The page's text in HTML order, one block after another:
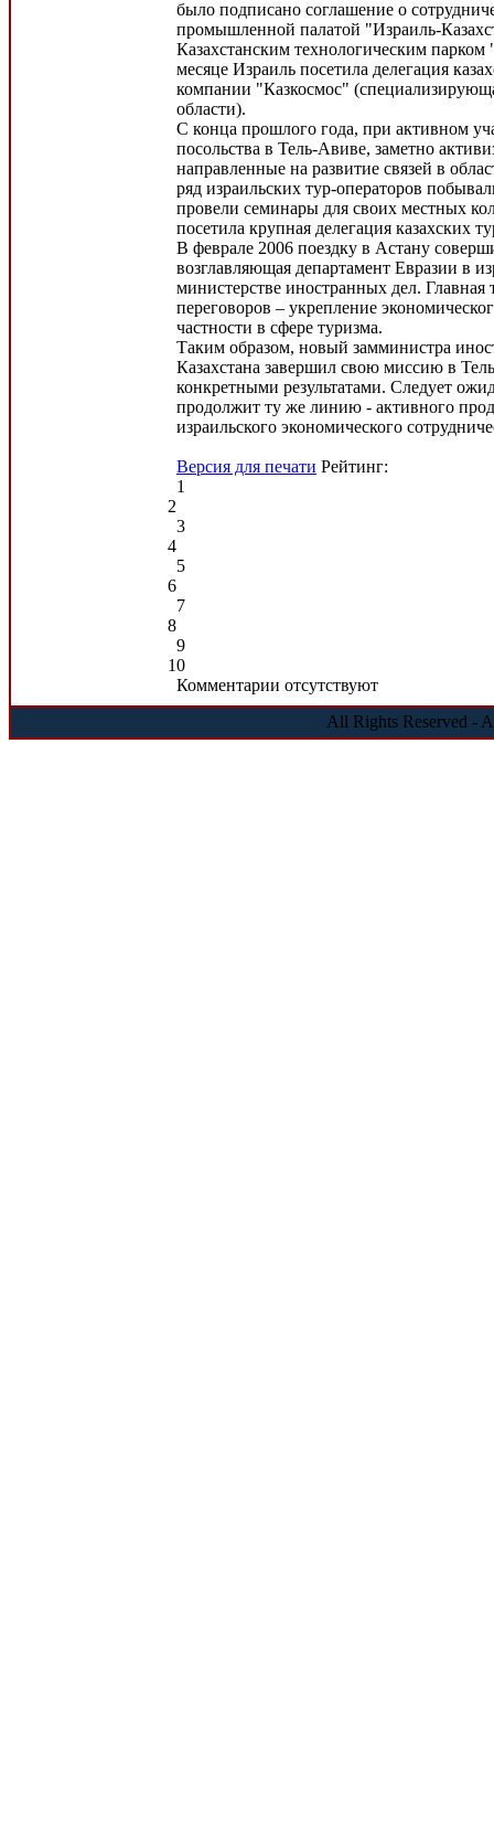
было подписано соглашение о
промышленной палатой "Израиль-
Казахстанским технологическим
месяце Израиль посетила делегация
компании "Казкосмос"
области).
С конца прошлого года, при активном
посольства в Тель-Авиве, заметно
направленные на развитие связей в
ряд израильских тур-операторов
провели семинары для своих местных
посетила крупная делегация казахских
В феврале 2006 поездку в Астану
возглавляющая департамент Евразии в
министерстве иностранных дел. Главная
переговоров – укрепление
частности в сфере туризма.
Таким образом, новый замминистра
Казахстана завершил свою миссию в
конкретными результатами. Следует
продолжит ту же линию - активного
израильского экономического
Версия для печати Рейтинг:
1
2
3
4
5
6
7
8
9
10
Комментарии отсутствуют
All Rights Reserved -